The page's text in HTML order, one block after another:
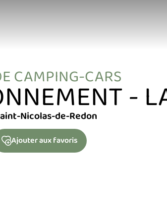
CAMPING-CARS -
Nicolas-de-Redon
Ajouteraux favoris